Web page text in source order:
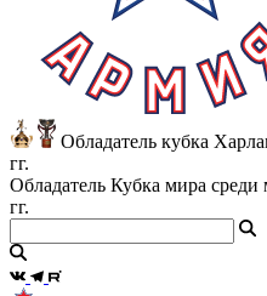
Обладатель кубка
гг.
Обладатель Кубка мира
гг.